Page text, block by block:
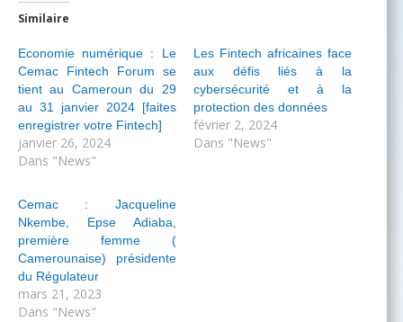
Similaire
Economie numérique : Le
Cemac Fintech Forum se
tient au Cameroun du 29
au 31 janvier 2024 [faites
enregistrer votre Fintech]
janvier 26, 2024
Dans "News"
Les Fintech africaines face
aux défis liés à la
cybersécurité et à la
protection des données
février 2, 2024
Dans "News"
Cemac : Jacqueline
Nkembe, Epse Adiaba,
première femme (
Camerounaise) présidente
du Régulateur
mars 21, 2023
Dans "News"